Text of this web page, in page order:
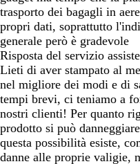
trasporto dei bagagli in
propri dati, soprattutto
generale però è gradevole
Risposta del servizio
Lieti di aver stampato al
nel migliore dei modi e di
tempi brevi, ci teniamo a
nostri clienti! Per quanto
prodotto si può
questa possibilità esiste,
danne alle proprie valigie,